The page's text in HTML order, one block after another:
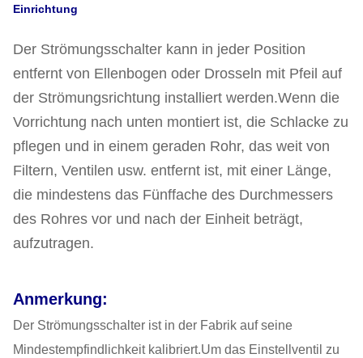
Einrichtung
Der Strömungsschalter kann in jeder Position
entfernt von Ellenbogen oder Drosseln mit Pfeil auf
der Strömungsrichtung installiert werden.Wenn die
Vorrichtung nach unten montiert ist, die Schlacke zu
pflegen und in einem geraden Rohr, das weit von
Filtern, Ventilen usw. entfernt ist, mit einer Länge,
die mindestens das Fünffache des Durchmessers
des Rohres vor und nach der Einheit beträgt,
aufzutragen.
Anmerkung:
Der Strömungsschalter ist in der Fabrik auf seine
Mindestempfindlichkeit kalibriert.Um das Einstellventil zu